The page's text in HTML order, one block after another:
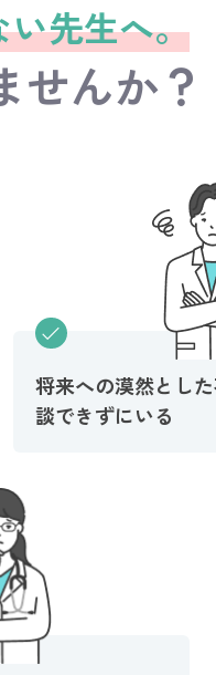
先生へ。
せんか？
将来への漠然とし
談できずにいる